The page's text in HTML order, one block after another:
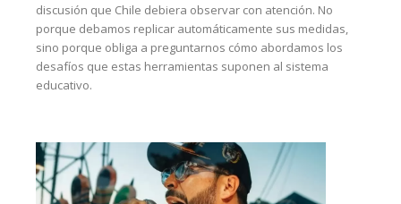
discusión que Chile debiera observar con atención. No
porque debamos replicar automáticamente sus medidas,
sino porque obliga a preguntarnos cómo abordamos los
desafíos que estas herramientas suponen al sistema
educativo.